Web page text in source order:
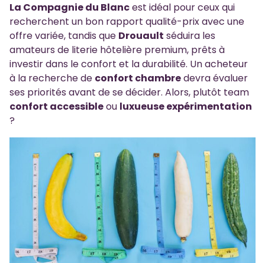
La Compagnie du Blancest idéal pour ceux qui
recherchent un bon rapport qualité-prix avec une
offre variée, tandis que Drouault séduira les
amateurs de literie hôtelière premium, prêts à
investir dans le confort et la durabilité. Un acheteur
à la recherche de confort chambredevra évaluer
ses priorités avant de se décider. Alors, plutôt team
confort accessibleou luxueuse expérimentation
?